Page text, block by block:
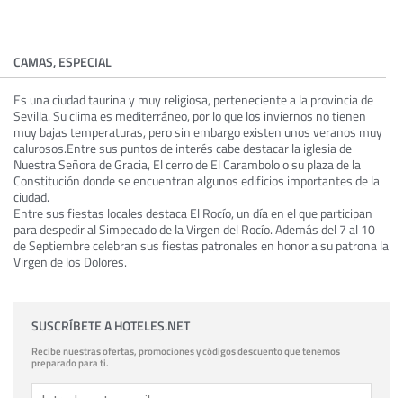
CAMAS, ESPECIAL
Es una ciudad taurina y muy religiosa, perteneciente a la provincia de
Sevilla. Su clima es mediterráneo, por lo que los inviernos no tienen
muy bajas temperaturas, pero sin embargo existen unos veranos muy
calurosos.Entre sus puntos de interés cabe destacar la iglesia de
Nuestra Señora de Gracia, El cerro de El Carambolo o su plaza de la
Constitución donde se encuentran algunos edificios importantes de la
ciudad.
Entre sus fiestas locales destaca El Rocío, un día en el que participan
para despedir al Simpecado de la Virgen del Rocío. Además del 7 al 10
de Septiembre celebran sus fiestas patronales en honor a su patrona la
Virgen de los Dolores.
SUSCRÍBETE A HOTELES.NET
Recibe nuestras ofertas, promociones y códigos descuento que tenemos
preparado para ti.